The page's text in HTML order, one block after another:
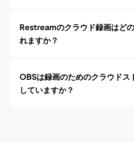
Restreamのクラウド録画はど
れますか？
OBSは録画のためのクラウドス
していますか？